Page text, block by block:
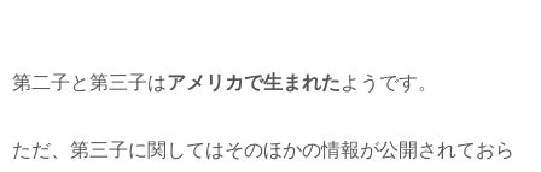
第二子と第三子はアメリカで生まれたようです。
ただ、第三子に関してはそのほかの情報が公開されておら